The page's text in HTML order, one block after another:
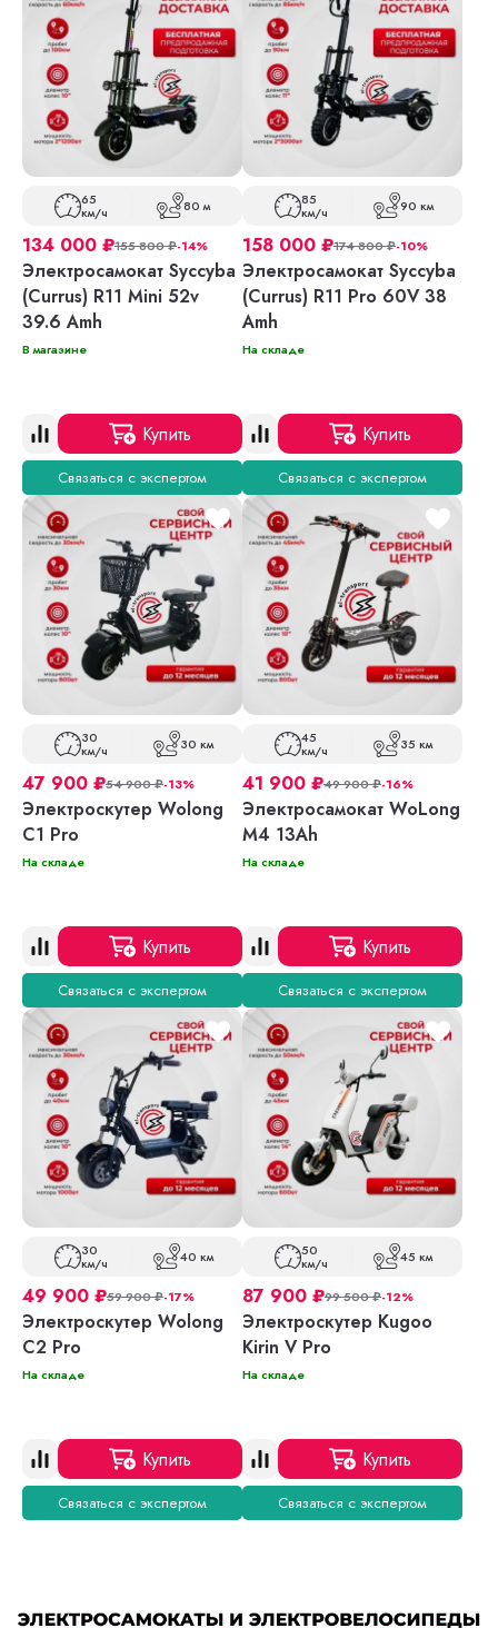
65
км/ч 80 м
134 000 ₽155 800₽-14%
Электросамокат Syccyba
(Currus) R11 Mini 52v
39.6 Amh
В магазине
Купить
Связаться с экспертом
85
км/ч 90 км
158 000 ₽174 800₽-10%
Электросамокат Syccyba
(Currus) R11 Pro 60V 38
Amh
На складе
Купить
Связаться с экспертом
30
км/ч 30 км
47 900 ₽54 900₽-13%
Электроскутер Wolong
C1 Pro
На складе
Купить
Связаться с экспертом
45
км/ч 35 км
41 900 ₽49 900₽-16%
Электросамокат WoLong
M4 13Ah
На складе
Купить
Связаться с экспертом
30
км/ч 40 км
49 900 ₽59 900₽-17%
Электроскутер Wolong
C2 Pro
На складе
Купить
Связаться с экспертом
50
км/ч 45 км
87 900 ₽99 500₽-12%
Электроскутер Kugoo
Kirin V Pro
На складе
Купить
Связаться с экспертом